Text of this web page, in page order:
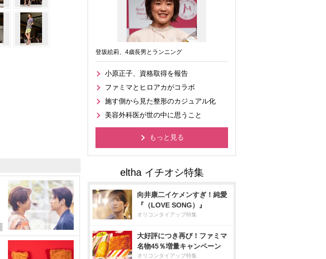
登坂絵莉、4歳長男とランニング
小原正子、資格取得を報告
ファミマとヒロアカがコラボ
施す側から見た整形のカジュアル化
美容外科医が世の中に思うこと
もっと見る
向井康二イケメンすぎ！純愛
『（LOVE SONG）』
オリコンタイアップ特集
大好評につき再び！ファミマ
名物45％増量キャンペーン
オリコンタイアップ特集